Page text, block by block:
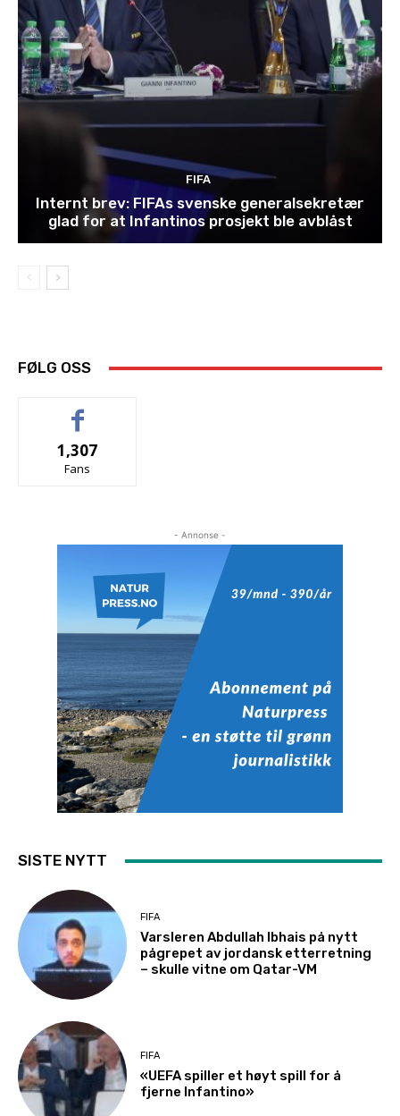
FIFA
Internt brev: FIFAs svenske generalsekretær
glad for at Infantinos prosjekt ble avblåst
FØLG OSS
1,307
Fans
- Annonse -
SISTE NYTT
FIFA
Varsleren Abdullah Ibhais på nytt
pågrepet av jordansk etterretning
– skulle vitne om Qatar-VM
FIFA
«UEFA spiller et høyt spill for å
fjerne Infantino»